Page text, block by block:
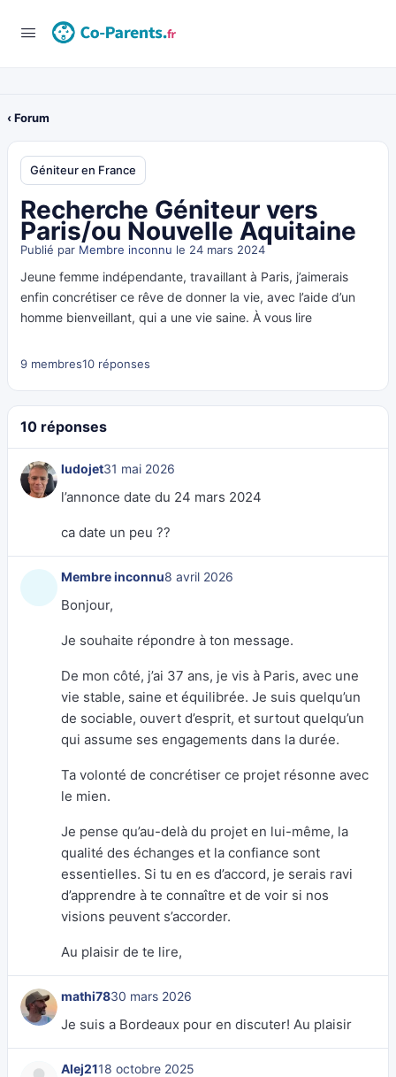
‹ Forum
Géniteur en France
Recherche Géniteur vers
Paris/ou Nouvelle Aquitaine
Publié par Membre inconnu le 24 mars 2024
Jeune femme indépendante, travaillant à Paris, j’aimerais
enfin concrétiser ce rêve de donner la vie, avec l’aide d’un
homme bienveillant, qui a une vie saine. À vous lire
9 membres10 réponses
10 réponses
ludojet31 mai 2026
l’annonce date du 24 mars 2024
ca date un peu ??
Membre inconnu8 avril 2026
Bonjour,
Je souhaite répondre à ton message.
De mon côté, j’ai 37 ans, je vis à Paris, avec une
vie stable, saine et équilibrée. Je suis quelqu’un
de sociable, ouvert d’esprit, et surtout quelqu’un
qui assume ses engagements dans la durée.
Ta volonté de concrétiser ce projet résonne avec
le mien.
Je pense qu’au-delà du projet en lui-même, la
qualité des échanges et la confiance sont
essentielles. Si tu en es d’accord, je serais ravi
d’apprendre à te connaître et de voir si nos
visions peuvent s’accorder.
Au plaisir de te lire,
mathi7830 mars 2026
Je suis a Bordeaux pour en discuter! Au plaisir
Alej2118 octobre 2025